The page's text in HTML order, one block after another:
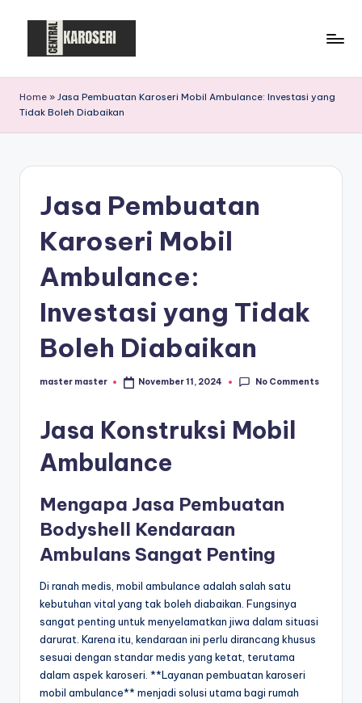
e
n
K
Home » Jasa Pembuatan Karoseri Mobil Ambulance: Investasi yang
Tidak Boleh Diabaikan
Jasa Pembuatan
Karoseri Mobil
Ambulance:
Investasi yang Tidak
Boleh Diabaikan
Posted
master master November 11, 2024 No Comments
Jasa Konstruksi Mobil
Ambulance
Mengapa Jasa Pembuatan
Bodyshell Kendaraan
Ambulans Sangat Penting
Di ranah medis, mobil ambulance adalah salah satu
kebutuhan vital yang tak boleh diabaikan. Fungsinya
sangat penting untuk menyelamatkan jiwa dalam situasi
darurat. Karena itu, kendaraan ini perlu dirancang khusus
sesuai dengan standar medis yang ketat, terutama
dalam aspek karoseri. **Layanan pembuatan karoseri
mobil ambulance** menjadi solusi utama bagi rumah